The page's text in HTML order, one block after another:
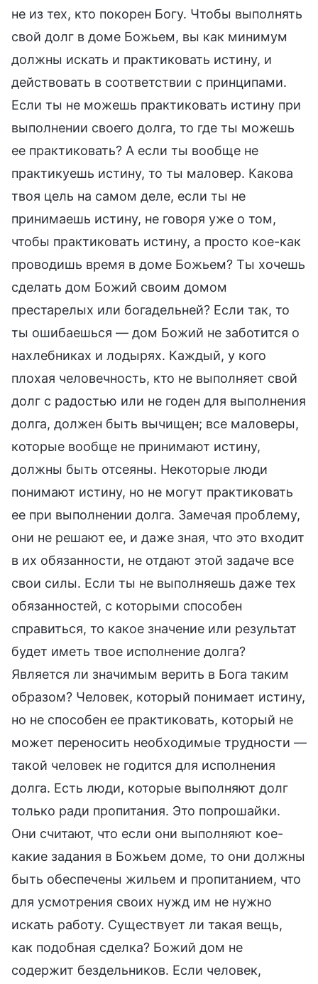
не из тех, кто покорен Богу. Чтобы выполнять
свой долг в доме Божьем, вы как минимум
должны искать и практиковать истину, и
действовать в соответствии с принципами.
Если ты не можешь практиковать истину при
выполнении своего долга, то где ты можешь
ее практиковать? А если ты вообще не
практикуешь истину, то ты маловер. Какова
твоя цель на самом деле, если ты не
принимаешь истину, не говоря уже о том,
чтобы практиковать истину, а просто кое-как
проводишь время в доме Божьем? Ты хочешь
сделать дом Божий своим домом
престарелых или богадельней? Если так, то
ты ошибаешься — дом Божий не заботится о
нахлебниках и лодырях. Каждый, у кого
плохая человечность, кто не выполняет свой
долг с радостью или не годен для выполнения
долга, должен быть вычищен; все маловеры,
которые вообще не принимают истину,
должны быть отсеяны. Некоторые люди
понимают истину, но не могут практиковать
ее при выполнении долга. Замечая проблему,
они не решают ее, и даже зная, что это входит
в их обязанности, не отдают этой задаче все
свои силы. Если ты не выполняешь даже тех
обязанностей, с которыми способен
справиться, то какое значение или результат
будет иметь твое исполнение долга?
Является ли значимым верить в Бога таким
образом? Человек, который понимает истину,
но не способен ее практиковать, который не
может переносить необходимые трудности —
такой человек не годится для исполнения
долга. Есть люди, которые выполняют долг
только ради пропитания. Это попрошайки.
Они считают, что если они выполняют кое-
какие задания в Божьем доме, то они должны
быть обеспечены жильем и пропитанием, что
для усмотрения своих нужд им не нужно
искать работу. Существует ли такая вещь,
как подобная сделка? Божий дом не
содержит бездельников. Если человек,